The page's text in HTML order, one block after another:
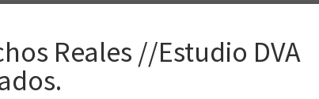
Reales //Estudio DVA